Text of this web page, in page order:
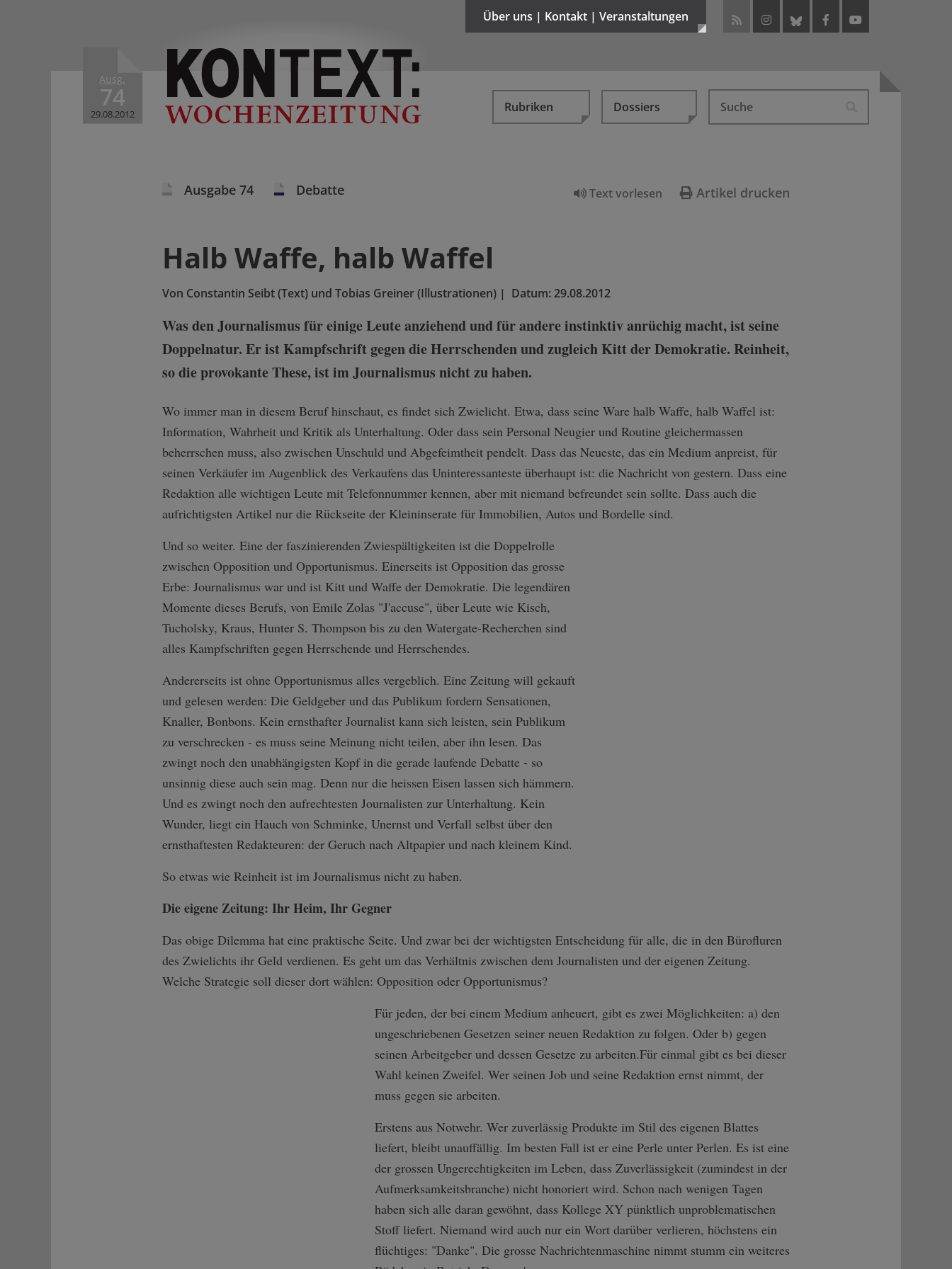
Ausg.
74
29.08.2012
Über uns | Kontakt | Veranstaltungen
Rubriken Dossiers
Text vorlesen Artikel drucken
Ausgabe 74 Debatte
Halb Waffe, halb Waffel
Von Constantin Seibt (Text) und Tobias Greiner (Illustrationen) | Datum:29.08.2012
Was den Journalismus für einige Leute anziehend und für andere instinktiv anrüchig macht, ist seine
Doppelnatur. Er ist Kampfschrift gegen die Herrschenden und zugleich Kitt der Demokratie. Reinheit,
so die provokante These, ist im Journalismus nicht zu haben.
Wo immer man in diesem Beruf hinschaut, es findet sich Zwielicht. Etwa, dass seine Ware halb Waffe, halb Waffel ist:
Information, Wahrheit und Kritik als Unterhaltung. Oder dass sein Personal Neugier und Routine gleichermassen
beherrschen muss, also zwischen Unschuld und Abgefeimtheit pendelt. Dass das Neueste, das ein Medium anpreist, für
seinen Verkäufer im Augenblick des Verkaufens das Uninteressanteste überhaupt ist: die Nachricht von gestern. Dass eine
Redaktion alle wichtigen Leute mit Telefonnummer kennen, aber mit niemand befreundet sein sollte. Dass auch die
aufrichtigsten Artikel nur die Rückseite der Kleininserate für Immobilien, Autos und Bordelle sind.
Und so weiter. Eine der faszinierenden Zwiespältigkeiten ist die Doppelrolle
zwischen Opposition und Opportunismus. Einerseits ist Opposition das grosse
Erbe: Journalismus war und ist Kitt und Waffe der Demokratie. Die legendären
Momente dieses Berufs, von Emile Zolas "J'accuse", über Leute wie Kisch,
Tucholsky, Kraus, Hunter S. Thompson bis zu den Watergate-Recherchen sind
alles Kampfschriften gegen Herrschende und Herrschendes.
Andererseits ist ohne Opportunismus alles vergeblich. Eine Zeitung will gekauft
und gelesen werden: Die Geldgeber und das Publikum fordern Sensationen,
Knaller, Bonbons. Kein ernsthafter Journalist kann sich leisten, sein Publikum
zu verschrecken - es muss seine Meinung nicht teilen, aber ihn lesen. Das
zwingt noch den unabhängigsten Kopf in die gerade laufende Debatte - so
unsinnig diese auch sein mag. Denn nur die heissen Eisen lassen sich hämmern.
Und es zwingt noch den aufrechtesten Journalisten zur Unterhaltung. Kein
Wunder, liegt ein Hauch von Schminke, Unernst und Verfall selbst über den
ernsthaftesten Redakteuren: der Geruch nach Altpapier und nach kleinem Kind.
So etwas wie Reinheit ist im Journalismus nicht zu haben.
Die eigene Zeitung: Ihr Heim, Ihr Gegner
Das obige Dilemma hat eine praktische Seite. Und zwar bei der wichtigsten Entscheidung für alle, die in den Bürofluren
des Zwielichts ihr Geld verdienen. Es geht um das Verhältnis zwischen dem Journalisten und der eigenen Zeitung.
Welche Strategie soll dieser dort wählen: Opposition oder Opportunismus?
Für jeden, der bei einem Medium anheuert, gibt es zwei Möglichkeiten: a) den
ungeschriebenen Gesetzen seiner neuen Redaktion zu folgen. Oder b) gegen
seinen Arbeitgeber und dessen Gesetze zu arbeiten.Für einmal gibt es bei dieser
Wahl keinen Zweifel. Wer seinen Job und seine Redaktion ernst nimmt, der
muss gegen sie arbeiten.
Erstens aus Notwehr. Wer zuverlässig Produkte im Stil des eigenen Blattes
liefert, bleibt unauffällig. Im besten Fall ist er eine Perle unter Perlen. Es ist eine
der grossen Ungerechtigkeiten im Leben, dass Zuverlässigkeit (zumindest in der
Aufmerksamkeitsbranche) nicht honoriert wird. Schon nach wenigen Tagen
haben sich alle daran gewöhnt, dass Kollege XY pünktlich unproblematischen
Stoff liefert. Niemand wird auch nur ein Wort darüber verlieren, höchstens ein
flüchtiges: "Danke". Die grosse Nachrichtenmaschine nimmt stumm ein weiteres